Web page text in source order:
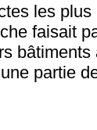
les
faisait
partie